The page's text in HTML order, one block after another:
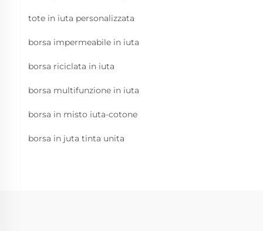
tote in iuta personalizzata
borsa impermeabile in iuta
borsa riciclata in iuta
borsa multifunzione in iuta
borsa in misto iuta-cotone
borsa in juta tinta unita